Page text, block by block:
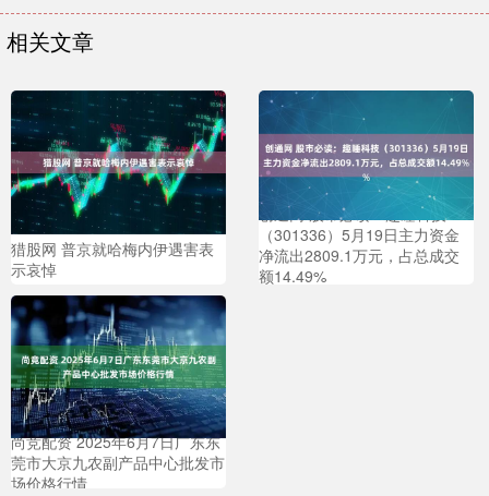
相关文章
猎股网 普京就哈梅内伊遇害表
示哀悼
创通网 股市必读：趣睡科技
（301336）5月19日主力资金
净流出2809.1万元，占总成交
额14.49%
尚竞配资 2025年6月7日广东东
莞市大京九农副产品中心批发市
场价格行情